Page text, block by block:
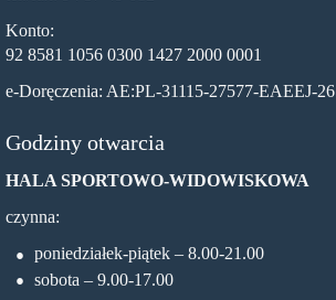
Konto:
92 8581 1056 0300 1427 2000 0001
e-Doręczenia: AE:PL-31115-27577-EAEEJ-26
Godziny otwarcia
HALA SPORTOWO-WIDOWISKOWA
czynna:
poniedziałek-piątek – 8.00-21.00
sobota – 9.00-17.00